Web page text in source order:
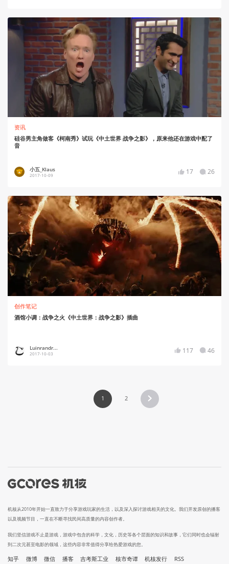
资讯
硅谷男主角做客《柯南秀》试玩《中土世界 战争之影》，原来他还在游戏中配了
音
小五_Klaus
2017-10-09 17 26
创作笔记
酒馆小调：战争之火《中土世界：战争之影》插曲
Luinrandr...
2017-10-03 117 46
1 2
机核从2010年开始一直致力于分享游戏玩家的生活，以及深入探讨游戏相关的文化。我们开发原创的播客
以及视频节目，一直在不断寻找民间高质量的内容创作者。
我们坚信游戏不止是游戏，游戏中包含的科学，文化，历史等各个层面的知识和故事，它们同时也会辐射
到二次元甚至电影的领域，这些内容非常值得分享给热爱游戏的您。
知乎 微博 微信 播客 吉考斯工业 核市奇谭 机核发行 RSS